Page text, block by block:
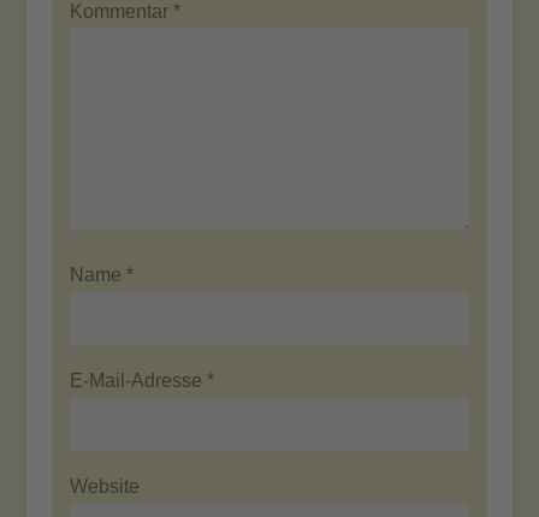
Kommentar *
Name *
E-Mail-Adresse *
Website